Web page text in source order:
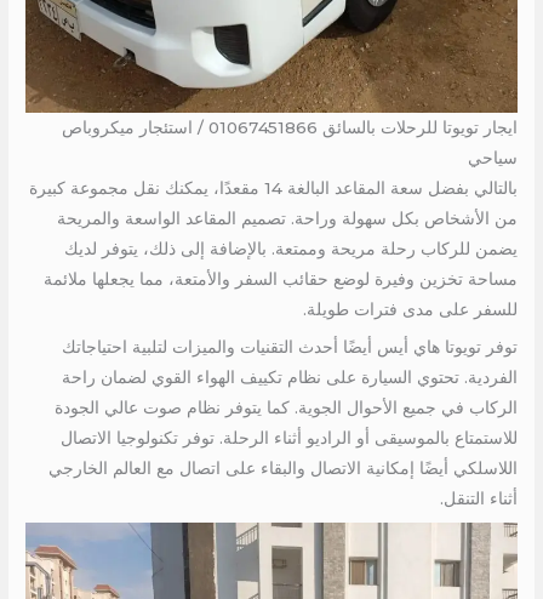
ايجار تويوتا للرحلات بالسائق 01067451866 / استئجار ميكروباص
سياحي
بالتالي بفضل سعة المقاعد البالغة 14 مقعدًا، يمكنك نقل مجموعة كبيرة
من الأشخاص بكل سهولة وراحة. تصميم المقاعد الواسعة والمريحة
يضمن للركاب رحلة مريحة وممتعة. بالإضافة إلى ذلك، يتوفر لديك
مساحة تخزين وفيرة لوضع حقائب السفر والأمتعة، مما يجعلها ملائمة
للسفر على مدى فترات طويلة.
توفر تويوتا هاي أيس أيضًا أحدث التقنيات والميزات لتلبية احتياجاتك
الفردية. تحتوي السيارة على نظام تكييف الهواء القوي لضمان راحة
الركاب في جميع الأحوال الجوية. كما يتوفر نظام صوت عالي الجودة
للاستمتاع بالموسيقى أو الراديو أثناء الرحلة. توفر تكنولوجيا الاتصال
اللاسلكي أيضًا إمكانية الاتصال والبقاء على اتصال مع العالم الخارجي
أثناء التنقل.